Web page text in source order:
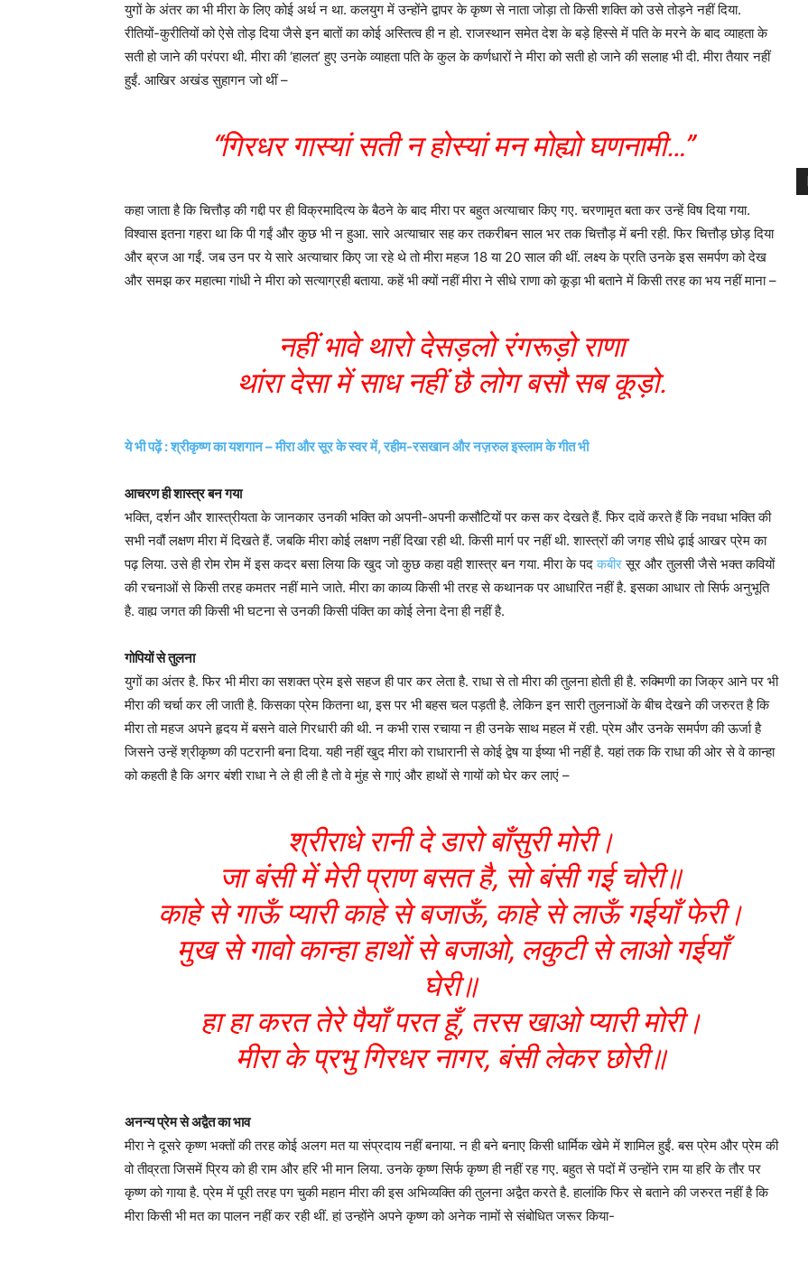
युगों के अंतर का भी मीरा के लिए कोई अर्थ न था. कलयुग में उन्होंने द्वापर के कृष्ण से नाता जोड़ा तो किसी शक्ति को उसे तोड़ने नहीं दिया.
रीतियों-कुरीतियों को ऐसे तोड़ दिया जैसे इन बातों का कोई अस्तित्व ही न हो. राजस्थान समेत देश के बड़े हिस्से में पति के मरने के बाद व्याहता के
सती हो जाने की परंपरा थी. मीरा की ‘हालत’ हुए उनके व्याहता पति के कुल के कर्णधारों ने मीरा को सती हो जाने की सलाह भी दी. मीरा तैयार नहीं
हुईं. आखिर अखंड सुहागन जो थीं –
“गिरधर गास्यां सती न होस्यां मन मोह्यो घणनामी…”
कहा जाता है कि चित्तौड़ की गद्दी पर ही विक्रमादित्य के बैठने के बाद मीरा पर बहुत अत्याचार किए गए. चरणामृत बता कर उन्हें विष दिया गया.
विश्वास इतना गहरा था कि पी गईं और कुछ भी न हुआ. सारे अत्याचार सह कर तकरीबन साल भर तक चित्तौड़ में बनी रही. फिर चित्तौड़ छोड़ दिया
और ब्रज आ गईं. जब उन पर ये सारे अत्याचार किए जा रहे थे तो मीरा महज 18 या 20 साल की थीं. लक्ष्य के प्रति उनके इस समर्पण को देख
और समझ कर महात्मा गांधी ने मीरा को सत्याग्रही बताया. कहें भी क्यों नहीं मीरा ने सीधे राणा को कूड़ा भी बताने में किसी तरह का भय नहीं माना –
नहीं भावे थारो देसड़लो रंगरूड़ो राणा
थांरा देसा में साध नहीं छै लोग बसौ सब कूड़ो.
ये भी पढ़ें : श्रीकृष्ण का यशगान – मीरा और सूर के स्वर में, रहीम-रसखान और नज़रुल इस्लाम के गीत भी
आचरण ही शास्त्र बन गया
भक्ति, दर्शन और शास्त्रीयता के जानकार उनकी भक्ति को अपनी-अपनी कसौटियों पर कस कर देखते हैं. फिर दावें करते हैं कि नवधा भक्ति की
सभी नवौं लक्षण मीरा में दिखते हैं. जबकि मीरा कोई लक्षण नहीं दिखा रही थी. किसी मार्ग पर नहीं थी. शास्त्रों की जगह सीधे ढ़ाई आखर प्रेम का
पढ़ लिया. उसे ही रोम रोम में इस कदर बसा लिया कि खुद जो कुछ कहा वही शास्त्र बन गया. मीरा के पदकबीरसूर और तुलसी जैसे भक्त कवियों
की रचनाओं से किसी तरह कमतर नहीं माने जाते. मीरा का काव्य किसी भी तरह से कथानक पर आधारित नहीं है. इसका आधार तो सिर्फ अनुभूति
है. वाह्य जगत की किसी भी घटना से उनकी किसी पंक्ति का कोई लेना देना ही नहीं है.
गोपियों से तुलना
युगों का अंतर है. फिर भी मीरा का सशक्त प्रेम इसे सहज ही पार कर लेता है. राधा से तो मीरा की तुलना होती ही है. रुक्मिणी का जिक्र आने पर भी
मीरा की चर्चा कर ली जाती है. किसका प्रेम कितना था, इस पर भी बहस चल पड़ती है. लेकिन इन सारी तुलनाओं के बीच देखने की जरुरत है कि
मीरा तो महज अपने हृदय में बसने वाले गिरधारी की थी. न कभी रास रचाया न ही उनके साथ महल में रही. प्रेम और उनके समर्पण की ऊर्जा है
जिसने उन्हें श्रीकृष्ण की पटरानी बना दिया. यही नहीं खुद मीरा को राधारानी से कोई द्वेष या ईष्या भी नहीं है. यहां तक कि राधा की ओर से वे कान्हा
को कहती है कि अगर बंशी राधा ने ले ही ली है तो वे मुंह से गाएं और हाथों से गायों को घेर कर लाएं –
श्रीराधे रानी दे डारो बाँसुरी मोरी।
जा बंसी में मेरी प्राण बसत है, सो बंसी गई चोरी॥
काहे से गाऊँ प्यारी काहे से बजाऊँ, काहे से लाऊँ गईयाँ फेरी।
मुख से गावो कान्हा हाथों से बजाओ, लकुटी से लाओ गईयाँ
घेरी॥
हा हा करत तेरे पैयाँ परत हूँ, तरस खाओ प्यारी मोरी।
मीरा के प्रभु गिरधर नागर, बंसी लेकर छोरी॥
अनन्य प्रेम से अद्वैत का भाव
मीरा ने दूसरे कृष्ण भक्तों की तरह कोई अलग मत या संप्रदाय नहीं बनाया. न ही बने बनाए किसी धार्मिक खेमे में शामिल हुईं. बस प्रेम और प्रेम की
वो तीव्रता जिसमें प्रिय को ही राम और हरि भी मान लिया. उनके कृष्ण सिर्फ कृष्ण ही नहीं रह गए. बहुत से पदों में उन्होंने राम या हरि के तौर पर
कृष्ण को गाया है. प्रेम में पूरी तरह पग चुकी महान मीरा की इस अभिव्यक्ति की तुलना अद्वैत करते है. हालांकि फिर से बताने की जरुरत नहीं है कि
मीरा किसी भी मत का पालन नहीं कर रही थीं. हां उन्होंने अपने कृष्ण को अनेक नामों से संबोधित जरूर किया-